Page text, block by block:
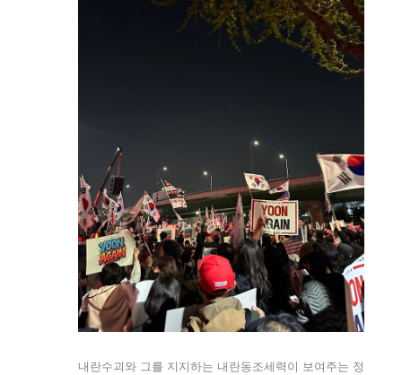
내란수괴와 그를 지지하는 내란동조세력이 보여주는 정